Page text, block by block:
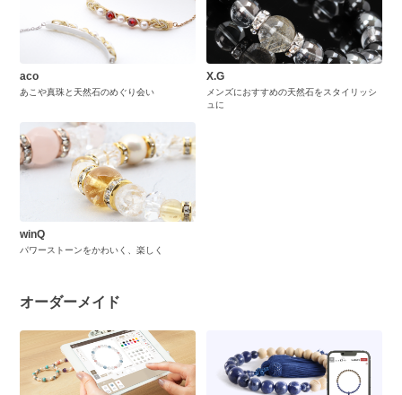
aco
あこや真珠と天然石のめぐり会い
X.G
メンズにおすすめの天然石をスタイリッシ
ュに
winQ
パワーストーンをかわいく、楽しく
オーダーメイド